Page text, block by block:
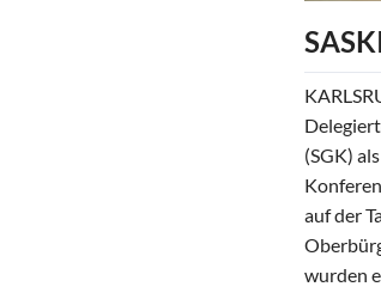
(SGK)
auf der
wurden